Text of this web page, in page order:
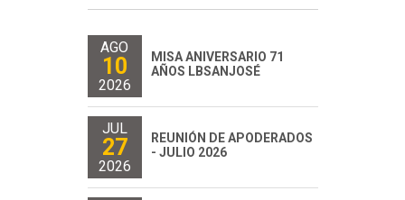
AGO
10
2026
MISA ANIVERSARIO 71
AÑOS LBSANJOSÉ
JUL
27
2026
REUNIÓN DE APODERADOS
- JULIO 2026